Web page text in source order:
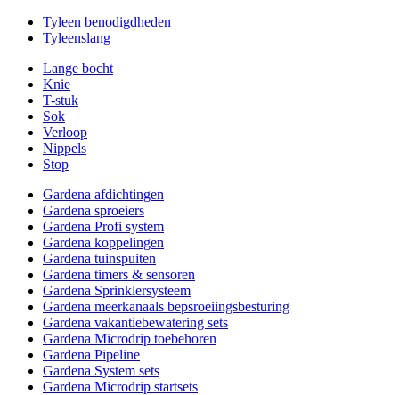
Tyleen benodigdheden
Tyleenslang
Lange bocht
Knie
T-stuk
Sok
Verloop
Nippels
Stop
Gardena afdichtingen
Gardena sproeiers
Gardena Profi system
Gardena koppelingen
Gardena tuinspuiten
Gardena timers & sensoren
Gardena Sprinklersysteem
Gardena meerkanaals bepsroeiingsbesturing
Gardena vakantiebewatering sets
Gardena Microdrip toebehoren
Gardena Pipeline
Gardena System sets
Gardena Microdrip startsets